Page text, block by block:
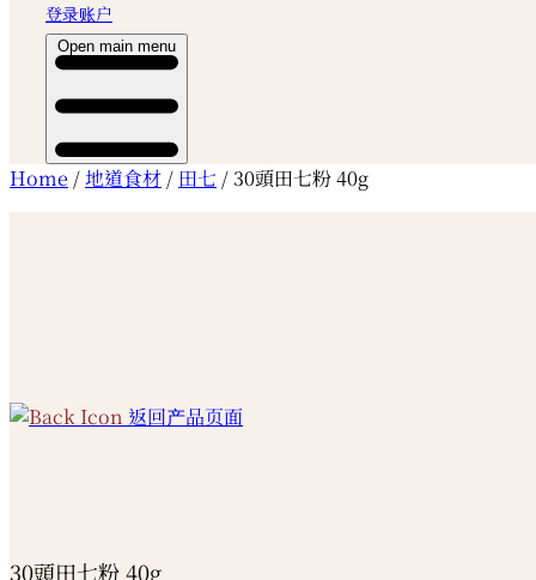
登录账户
Open main menu
Home / 地道食材 / 田七 / 30頭田七粉 40g
返回产品页面
30頭田七粉 40g